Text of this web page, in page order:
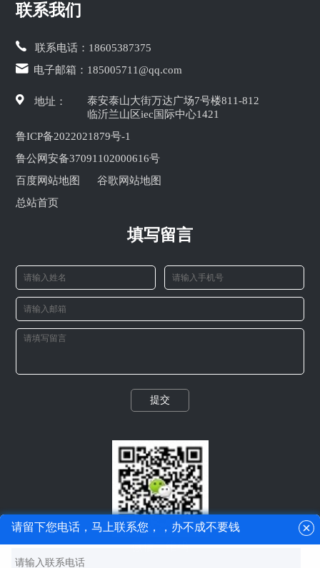
请留下您电话，马上联系您，，办不成不要钱
联系我们
联系电话： 18605387375
电子邮箱： 185005711@qq.com
地址：
泰安泰山大街万达广场7号楼811-812
临沂兰山区iec国际中心1421
鲁ICP备2022021879号-1
鲁公网安备37091102000616号
百度网站地图
谷歌网站地图
总站首页
填写留言
提交
微信二维码